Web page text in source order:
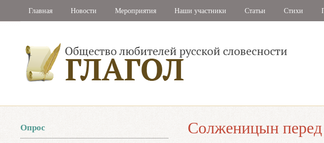
Главная Новости Мероприятия Наши участники Статьи Стихи
Солженицын
Опрос